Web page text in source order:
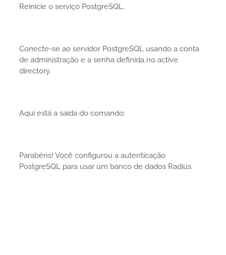
Reinicie o serviço PostgreSQL.
Conecte-se ao servidor PostgreSQL usando a conta
de administração e a senha definida no active
directory.
Aqui está a saída do comando:
Parabéns! Você configurou a autenticação
PostgreSQL para usar um banco de dados Radius.